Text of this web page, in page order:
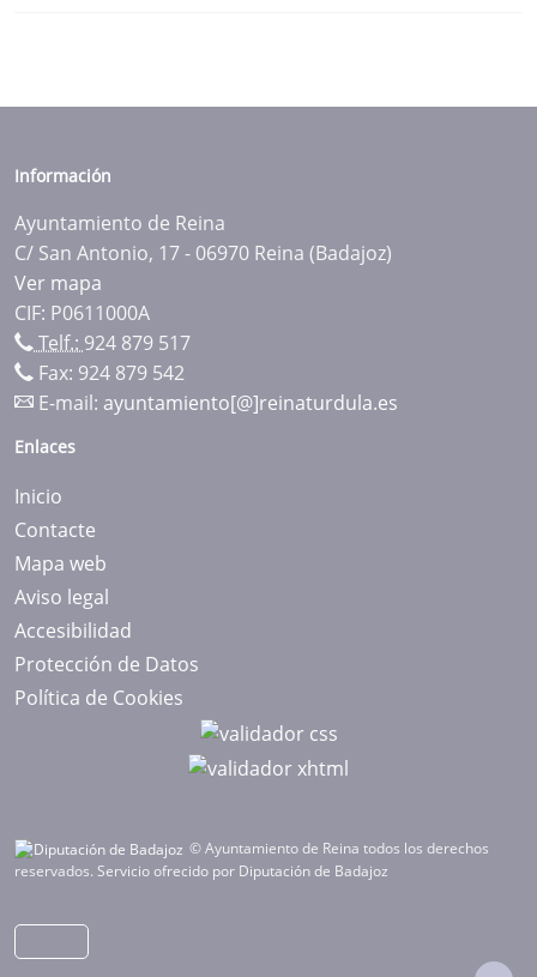
Información
Ayuntamiento de Reina
C/ San Antonio, 17 - 06970 Reina (Badajoz)
Ver mapa
CIF: P0611000A
Telf.: 924 879 517
Fax: 924 879 542
E-mail: ayuntamiento[@]reinaturdula.es
Enlaces
Inicio
Contacte
Mapa web
Aviso legal
Accesibilidad
Protección de Datos
Política de Cookies
© Ayuntamiento de Reina todos los derechos
reservados. Servicio ofrecido por Diputación de Badajoz